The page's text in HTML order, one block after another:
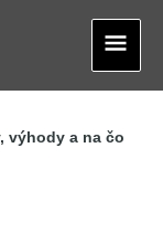
výhody a na čo